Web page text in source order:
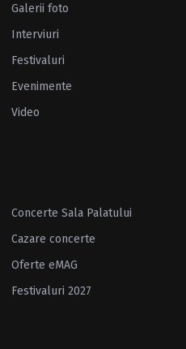
Galerii foto
Interviuri
Festivaluri
Evenimente
Video
Concerte Sala Palatului
Cazare concerte
Oferte eMAG
Festivaluri 2027